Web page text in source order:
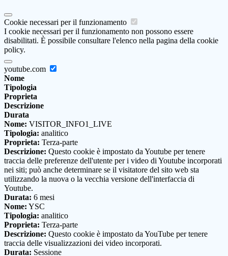
Cookie necessari per il funzionamento
I cookie necessari per il funzionamento non possono essere
disabilitati. È possibile consultare l'elenco nella pagina della cookie
policy.
youtube.com
Nome
Tipologia
Proprieta
Descrizione
Durata
Nome: VISITOR_INFO1_LIVE
Tipologia: analitico
Proprieta: Terza-parte
Descrizione: Questo cookie è impostato da Youtube per tenere
traccia delle preferenze dell'utente per i video di Youtube incorporati
nei siti; può anche determinare se il visitatore del sito web sta
utilizzando la nuova o la vecchia versione dell'interfaccia di
Youtube.
Durata: 6 mesi
Nome: YSC
Tipologia: analitico
Proprieta: Terza-parte
Descrizione: Questo cookie è impostato da YouTube per tenere
traccia delle visualizzazioni dei video incorporati.
Durata: Sessione